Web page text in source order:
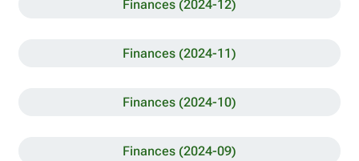
Finances (2024-12)
Finances (2024-11)
Finances (2024-10)
Finances (2024-09)